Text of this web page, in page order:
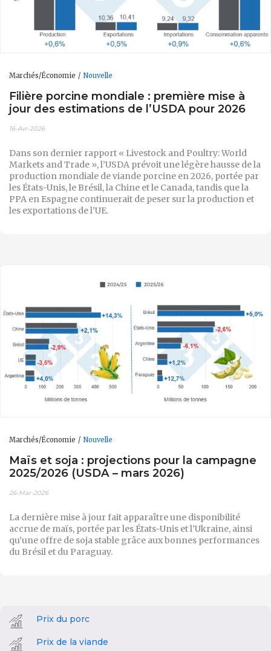
Marchés/Économie Nouvelle
Filière porcine mondiale : première mise à
jour des estimations de l’USDA pour 2026
16-Avr-2026
Dans son dernier rapport « Livestock and Poultry: World
Markets and Trade », l’USDA prévoit une légère hausse de la
production mondiale de viande porcine en 2026, portée par
les États-Unis, le Brésil, la Chine et le Canada, tandis que la
PPA en Espagne continuerait de peser sur la production et
les exportations de l’UE.
Marchés/Économie Nouvelle
Maïs et soja : projections pour la campagne
2025/2026 (USDA – mars 2026)
26-Mar-2026
La dernière mise à jour fait apparaître une disponibilité
accrue de maïs, portée par les États-Unis et l’Ukraine, ainsi
qu’une offre de soja stable grâce aux bonnes performances
du Brésil et du Paraguay.
Prix du porc
Prix de la viande